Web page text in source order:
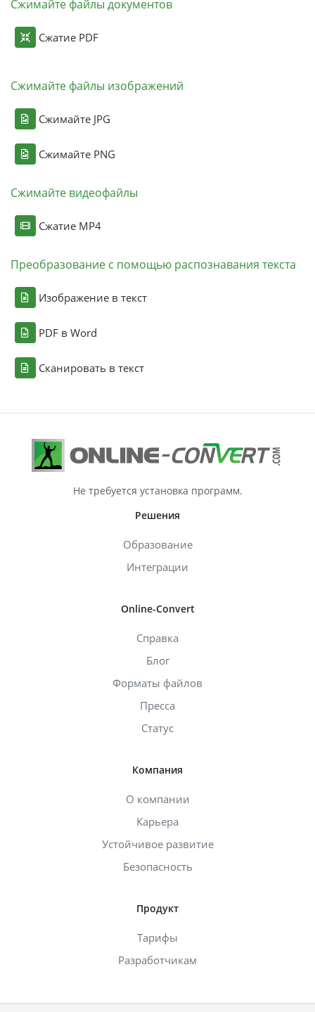
Сжимайте файлы документов
Сжатие PDF
Сжимайте файлы изображений
Сжимайте JPG
Сжимайте PNG
Сжимайте видеофайлы
Сжатие MP4
Преобразование с помощью распознавания текста
Изображение в текст
PDF в Word
Сканировать в текст
Не требуется установка программ.
Решения
Образование
Интеграции
Online-Convert
Справка
Блог
Форматы файлов
Пресса
Статус
Компания
О компании
Карьера
Устойчивое развитие
Безопасность
Продукт
Тарифы
Разработчикам